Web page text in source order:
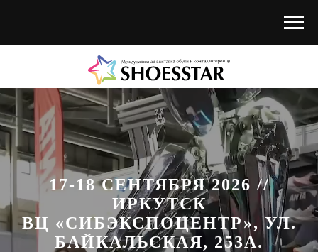
17-18 СЕНТЯБРЯ 2026 //
ИРКУТСК
ВЦ «СИБЭКСПОЦЕНТР», УЛ.
БАЙКАЛЬСКАЯ, 253А.